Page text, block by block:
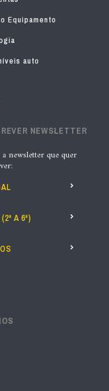
Equipamento
auto
NEWSLETTER
a newsletter que quer
A 6ª)